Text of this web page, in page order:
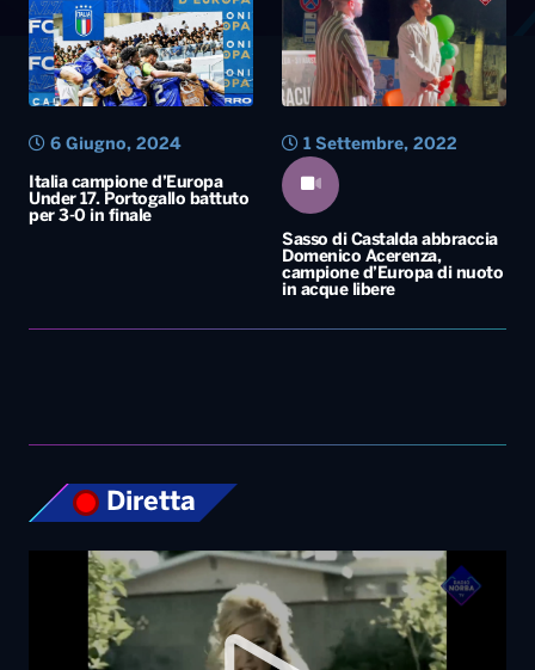
Italia campione d’Europa
Under 17. Portogallo battuto
per 3-0 in finale
6 Giugno, 2024
Sasso di Castalda abbraccia
Domenico Acerenza,
campione d’Europa di nuoto
in acque libere
1 Settembre, 2022
Diretta